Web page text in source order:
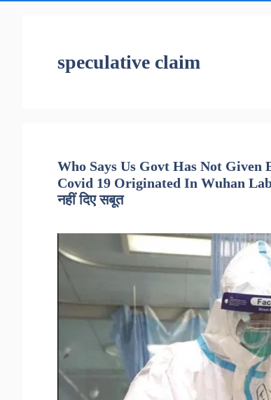
speculative claim
Who Says Us Govt Has Not
Covid 19 Originated In Wuhan Lab
नहीं दिए सबूत